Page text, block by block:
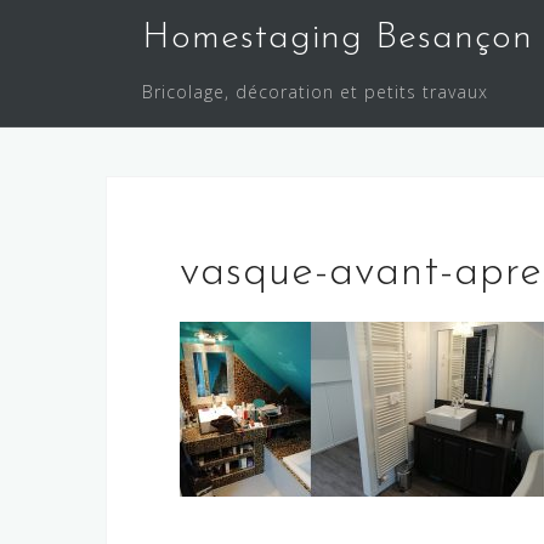
Homestaging Besançon
Bricolage, décoration et petits travaux
vasque-avant-